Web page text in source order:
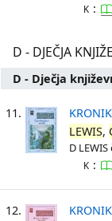
K :
D - DJEČJA
D - Dječja
11.
LEWIS,
D LEWIS
K :
12.